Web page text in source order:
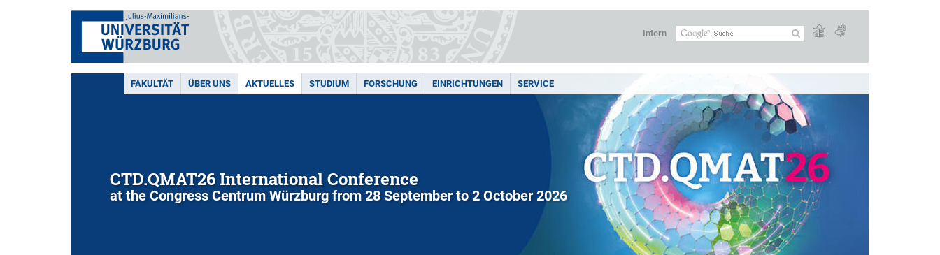
Intern
FAKULTÄT ÜBER UNS AKTUELLES STUDIUM FORSCHUNG EINRICHTUNGEN SERVICE
CTD.QMAT26 International Conference
at the Congress Centrum Würzburg from 28 September to 2 October 2026